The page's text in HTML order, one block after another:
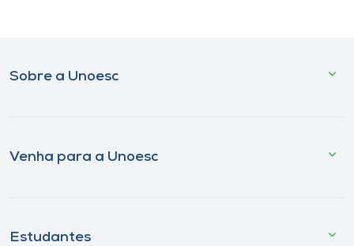
Sobre a Unoesc
Venha para a Unoesc
Estudantes